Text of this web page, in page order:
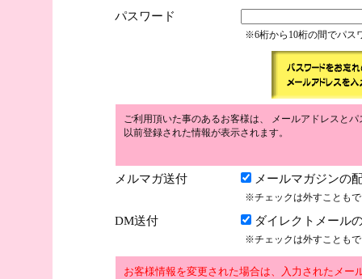
パスワード
※6桁から10桁の間でパス
ご利用頂いた事のあるお客様は、 メールアドレスと
以前登録された情報が表示されます。
メルマガ送付 メールマガジンの
※チェックは外すことも
DM送付 ダイレクトメール
※チェックは外すことも
お客様情報を変更された場合は、入力されたメ